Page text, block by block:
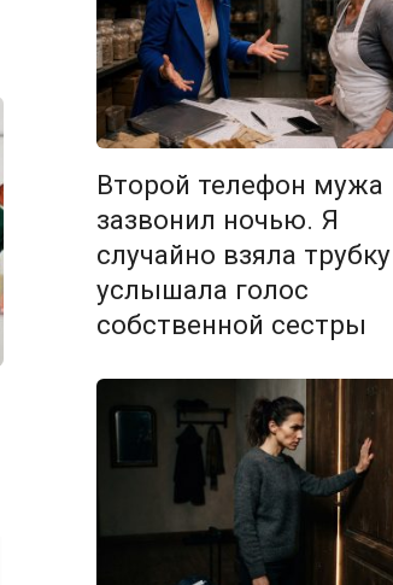
Второй телефон мужа
зазвонил ночью. Я
случайно взяла
услышала голос
собственной сестры